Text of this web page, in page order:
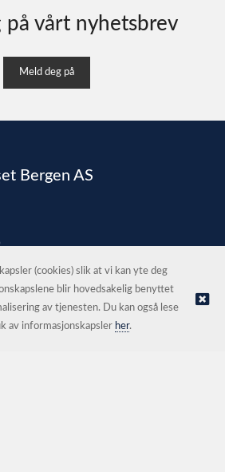
på vårt nyhetsbrev
Meld deg på
Bergen AS
AS |Nettbutikk levert av Kréatif
(cookies) slik at vi kan yte deg
blir hovedsakelig benyttet
av tjenesten. Du kan også lese
av informasjonskapsler her.